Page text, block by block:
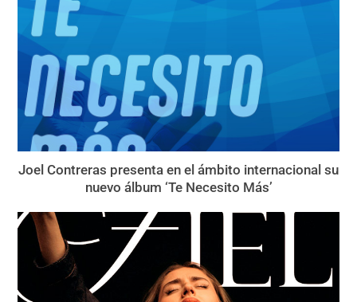
Joel Contreras presenta en el ámbito internacional su
nuevo álbum ‘Te Necesito Más’